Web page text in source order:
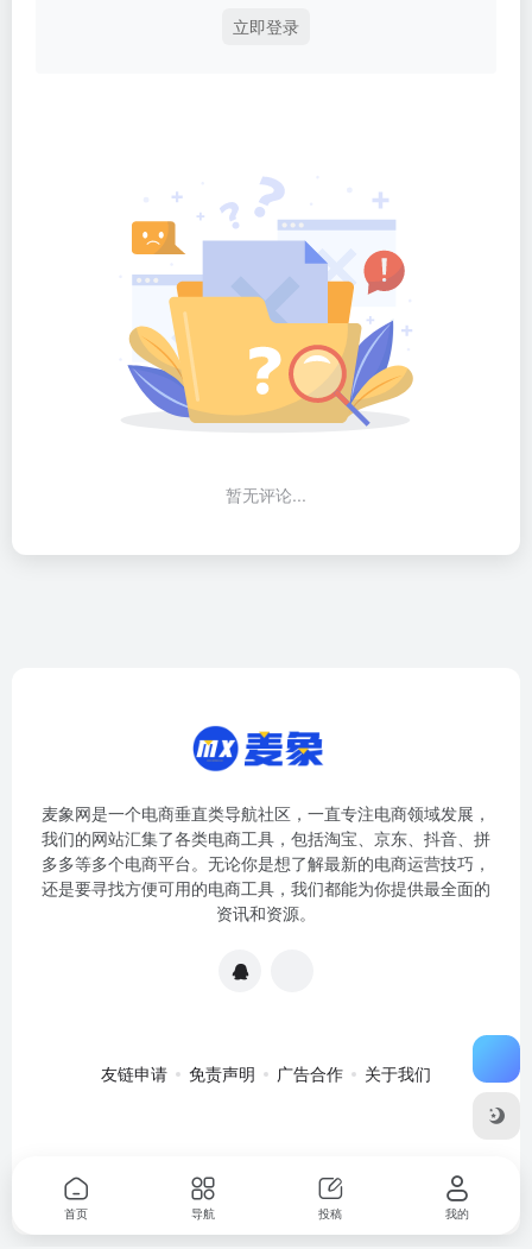
立即登录
暂无评论...
麦象网是一个电商垂直类导航社区，一直专注电商领域发展，
我们的网站汇集了各类电商工具，包括淘宝、京东、抖音、拼
多多等多个电商平台。无论你是想了解最新的电商运营技巧，
还是要寻找方便可用的电商工具，我们都能为你提供最全面的
资讯和资源。
友链申请 免责声明 广告合作 关于我们
2020057301号-1
首页 导航 投稿 我的